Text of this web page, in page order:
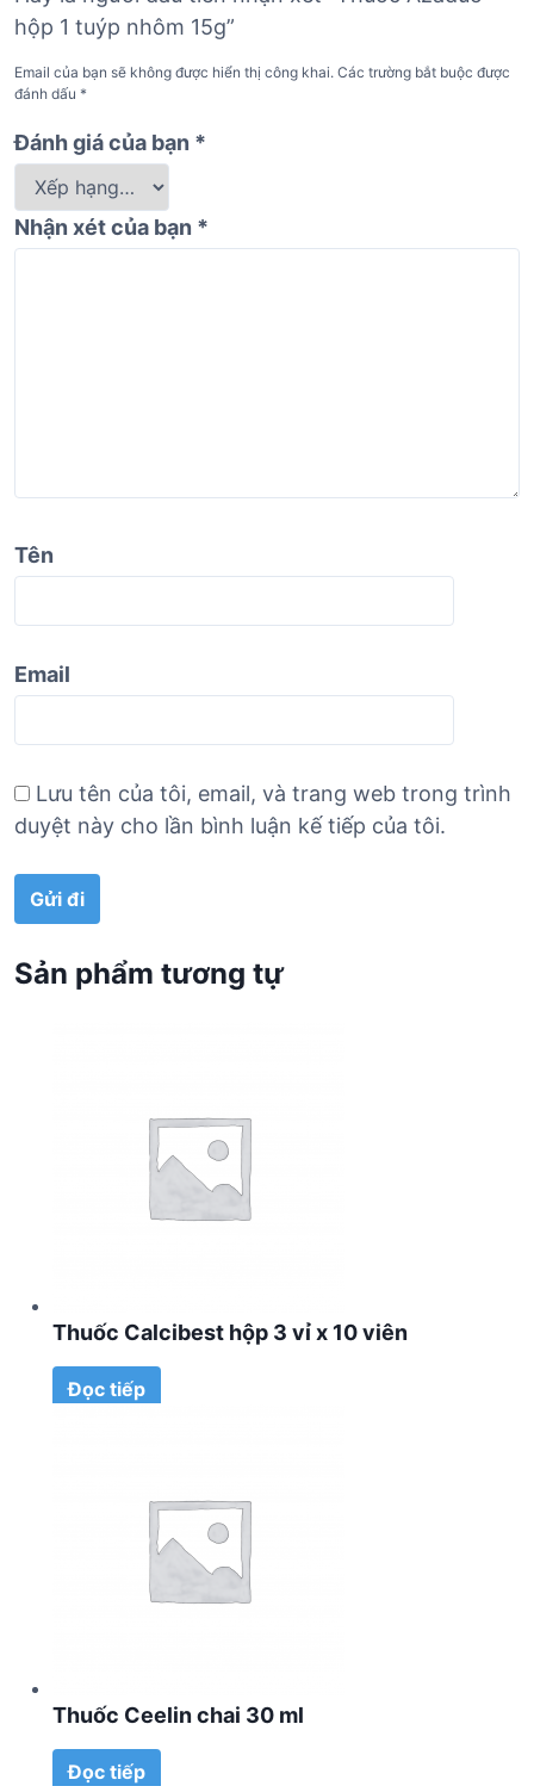
hộp 1 tuýp nhôm 15g”
Email của bạn sẽ không được hiển thị công khai. Các trường bắt buộc được
đánh dấu *
Đánh giá của bạn *
Nhận xét của bạn *
Tên
Email
Lưu tên của tôi, email, và trang web trong trình
duyệt này cho lần bình luận kế tiếp của tôi.
Sản phẩm tương tự
Thuốc Calcibest hộp 3 vỉ x 10 viên
Đọc tiếp
Thuốc Ceelin chai 30 ml
Đọc tiếp